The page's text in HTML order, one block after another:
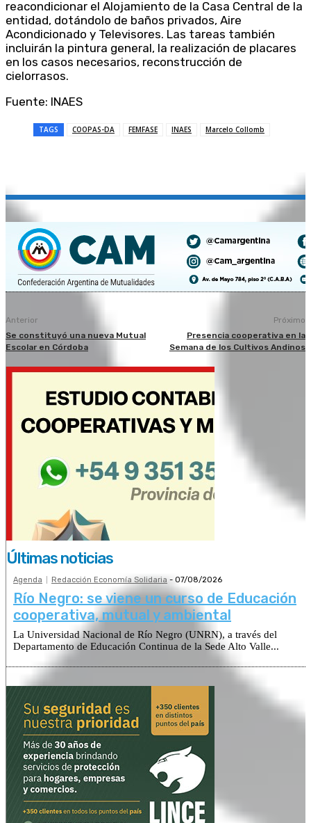
reacondicionar el Alojamiento de la Casa Central de la
entidad, dotándolo de baños privados, Aire
Acondicionado y Televisores. Las tareas también
incluirán la pintura general, la realización de placares
en los casos necesarios, reconstrucción de
cielorrasos.
Fuente: INAES
TAGS COOPAS-DA FEMFASE INAES Marcelo Collomb
Anterior
Se constituyó una nueva Mutual
Escolar en Córdoba
Próximo
Presencia cooperativa en la
Semana de los Cultivos Andinos
Últimas noticias
Agenda Redacción Economía Solidaria - 07/08/2026
Río Negro: se viene un curso de Educación
cooperativa, mutual y ambiental
La Universidad Nacional de Río Negro (UNRN), a través del
Departamento de Educación Continua de la Sede Alto Valle...